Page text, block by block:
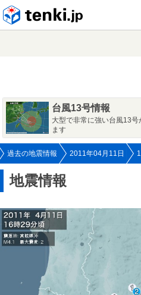
台風13号情報
大型で非常に強い台風13
ます
過去の地震情報 2011年04月11日
地震情報